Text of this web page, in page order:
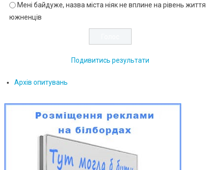
Мені байдуже, назва міста ніяк не вплине на рівень життя
южненців
Подивитись результати
Архів опитувань